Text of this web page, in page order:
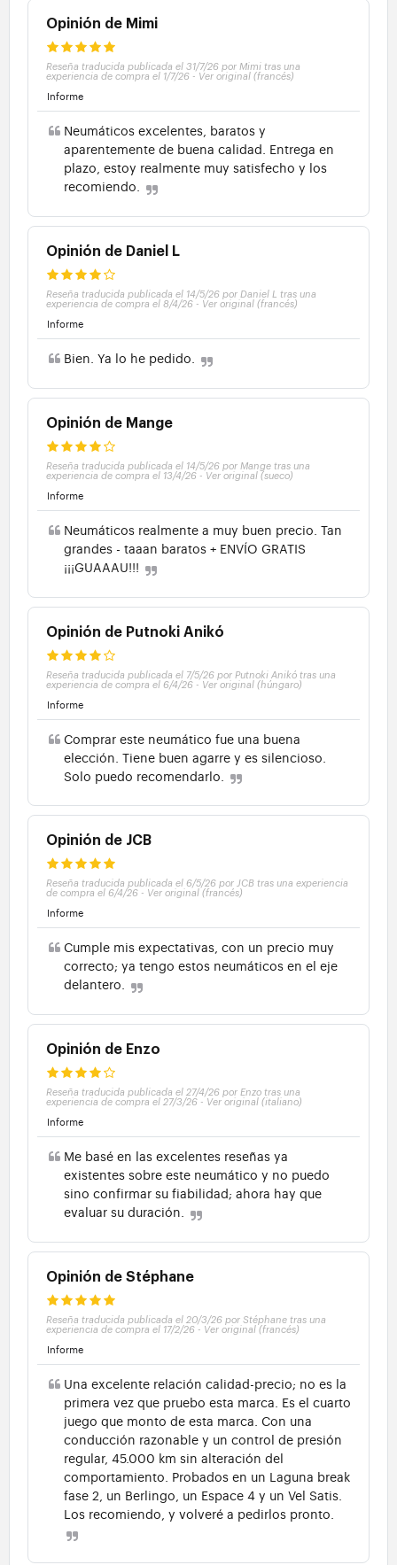
Opinión de Mimi
Reseña traducida publicada el 31/7/26 por Mimi tras una
experiencia de compra el 1/7/26 - Ver original (francés)
Informe
Neumáticos excelentes, baratos y
aparentemente de buena calidad. Entrega en
plazo, estoy realmente muy satisfecho y los
recomiendo.
Opinión de Daniel L
Reseña traducida publicada el 14/5/26 por Daniel L tras una
experiencia de compra el 8/4/26 - Ver original (francés)
Informe
Bien. Ya lo he pedido.
Opinión de Mange
Reseña traducida publicada el 14/5/26 por Mange tras una
experiencia de compra el 13/4/26 - Ver original (sueco)
Informe
Neumáticos realmente a muy buen precio. Tan
grandes - taaan baratos + ENVÍO GRATIS
¡¡¡GUAAAU!!!
Opinión de Putnoki Anikó
Reseña traducida publicada el 7/5/26 por Putnoki Anikó tras una
experiencia de compra el 6/4/26 - Ver original (húngaro)
Informe
Comprar este neumático fue una buena
elección. Tiene buen agarre y es silencioso.
Solo puedo recomendarlo.
Opinión de JCB
Reseña traducida publicada el 6/5/26 por JCB tras una experiencia
de compra el 6/4/26 - Ver original (francés)
Informe
Cumple mis expectativas, con un precio muy
correcto; ya tengo estos neumáticos en el eje
delantero.
Opinión de Enzo
Reseña traducida publicada el 27/4/26 por Enzo tras una
experiencia de compra el 27/3/26 - Ver original (italiano)
Informe
Me basé en las excelentes reseñas ya
existentes sobre este neumático y no puedo
sino confirmar su fiabilidad; ahora hay que
evaluar su duración.
Opinión de Stéphane
Reseña traducida publicada el 20/3/26 por Stéphane tras una
experiencia de compra el 17/2/26 - Ver original (francés)
Informe
Una excelente relación calidad-precio; no es la
primera vez que pruebo esta marca. Es el cuarto
juego que monto de esta marca. Con una
conducción razonable y un control de presión
regular, 45.000 km sin alteración del
comportamiento. Probados en un Laguna break
fase 2, un Berlingo, un Espace 4 y un Vel Satis.
Los recomiendo, y volveré a pedirlos pronto.